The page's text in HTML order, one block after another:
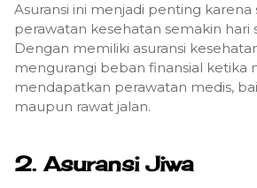
Asuransi ini menjadi penting karena
perawatan kesehatan semakin hari
Dengan memiliki asuransi
mengurangi beban finansial ketika
mendapatkan perawatan medis,
maupun rawat jalan.
2. Asuransi Jiwa